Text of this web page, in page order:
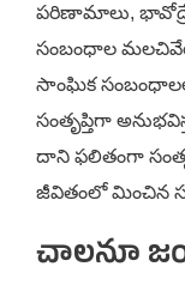
పరిణామాలు,
సంబంధాల
సాంఘిక సంబంధాలలో
సంతృప్తిగా
దాని ఫలితంగా
జీవితంలో మించిన
చాలనూ